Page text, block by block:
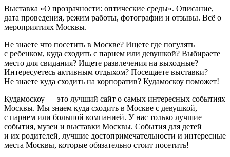
Выставка «О прозрачности: оптические среды». Описание,
дата проведения, режим работы, фотографии и отзывы. Всё о
мероприятиях Москвы.
Не знаете что посетить в Москве? Ищете где погулять
с ребенком, куда сходить с парнем или девушкой? Выбираете
место для свидания? Ищете развлечения на выходные?
Интересуетесь активным отдыхом? Посещаете выставки?
Не знаете куда сходить на корпоратив? Кудамоскоу поможет!
Кудамоскоу — это лучший сайт о самых интересных событиях
Москвы. Мы знаем куда сходить в Москве с девушкой,
с парнем или большой компанией. У нас только лучшие
события, музеи и выставки Москвы. События для детей
и их родителей, лучшие достопримечательности и интересные
места Москвы, которые обязательно стоит посетить!